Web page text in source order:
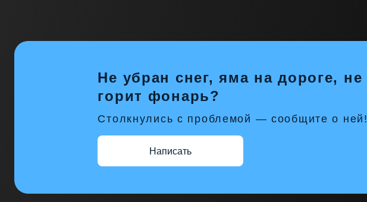
Не убран снег, яма на дороге, не
горит фонарь?
Столкнулись с проблемой — сообщите о ней!
Написать